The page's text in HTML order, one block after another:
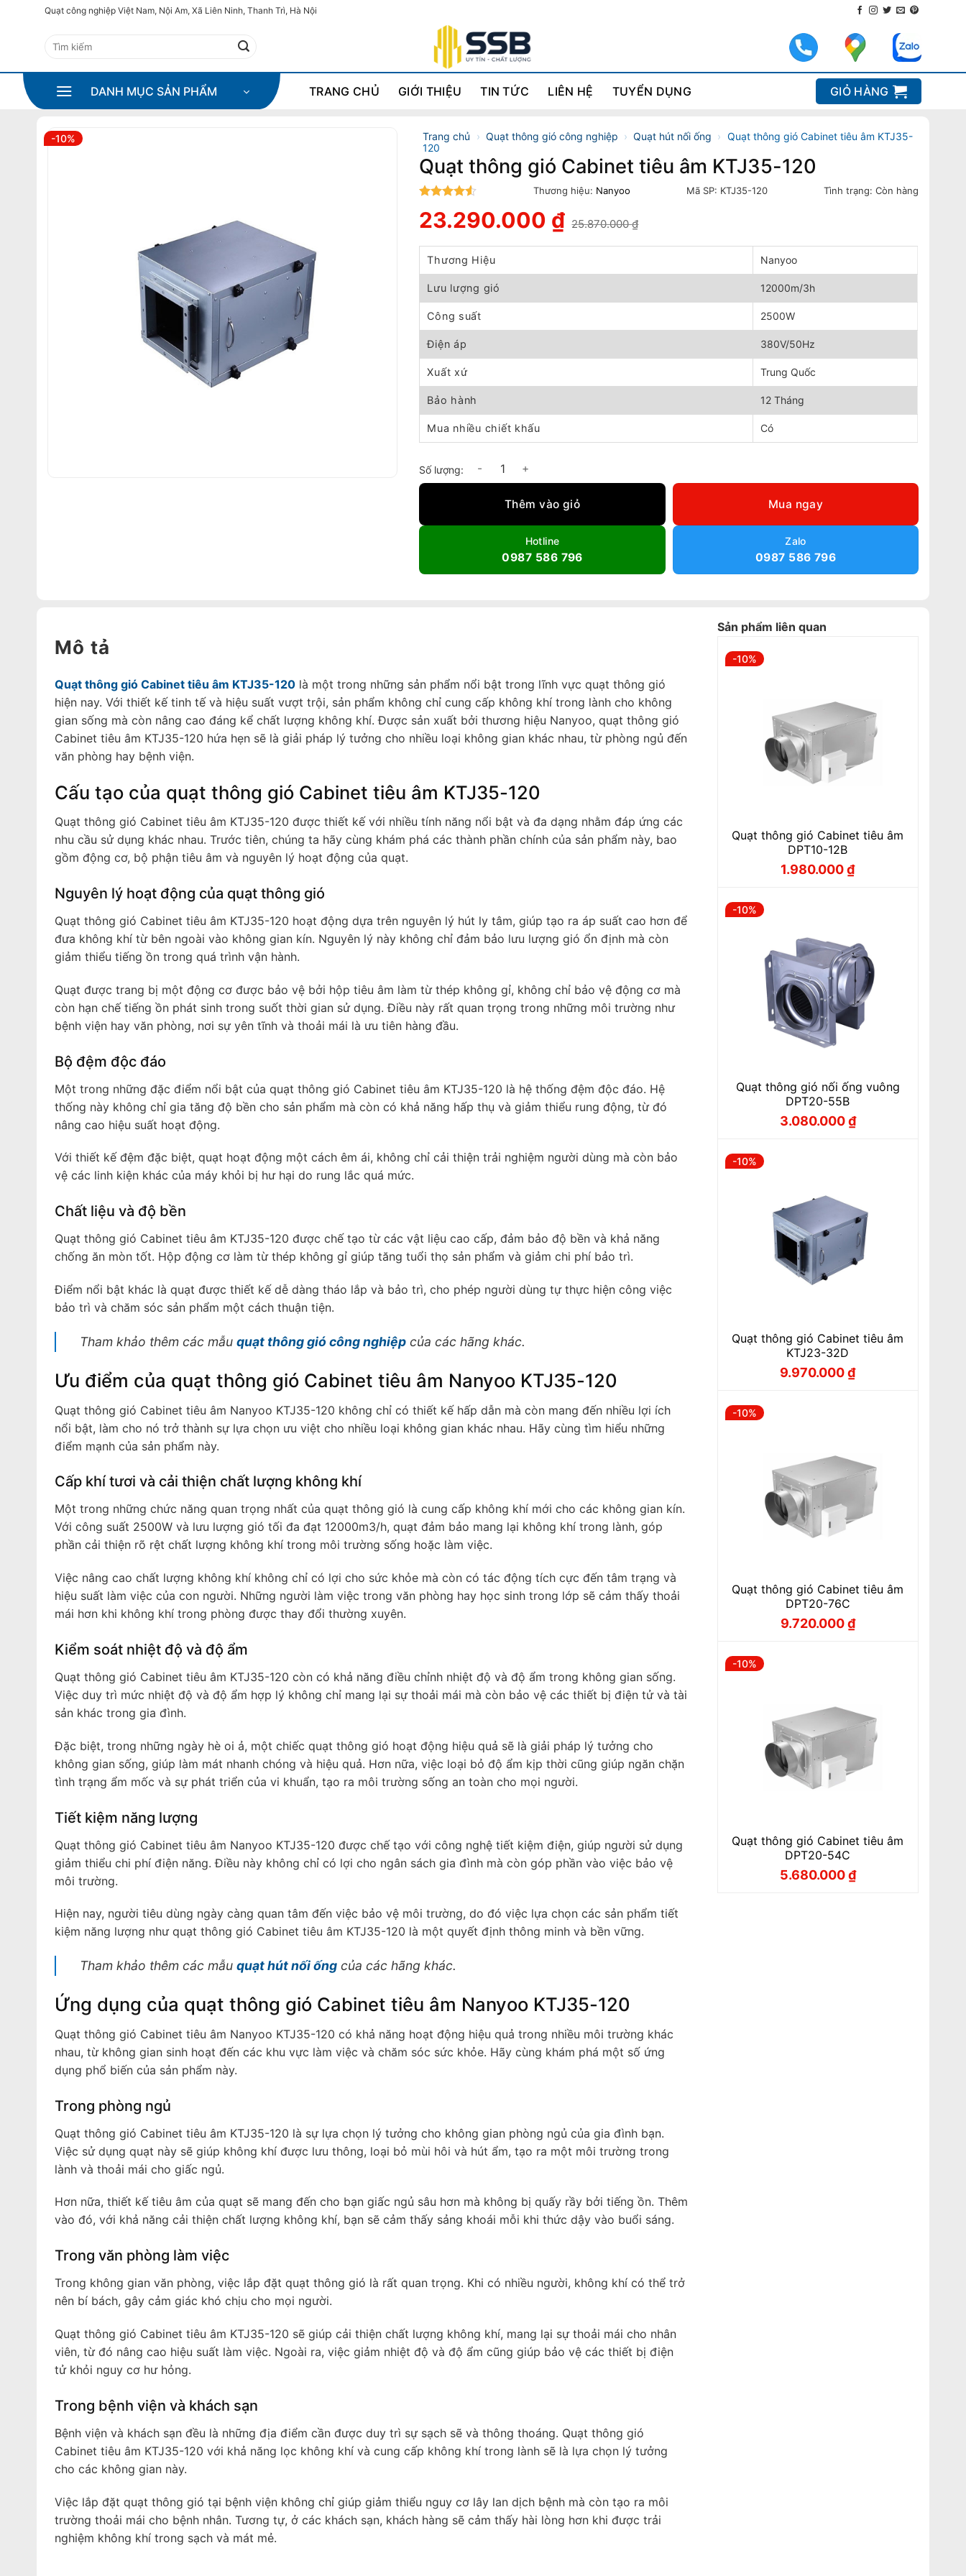
Quạt công nghiệp Việt Nam, Nội Am, Xã Liên Ninh, Thanh Trì, Hà Nội
Tìm
DANH MỤC SẢN PHẨM TRANG CHỦ GIỚI THIỆU TIN TỨC LIÊN HỆ TUYỂN DỤNG GIỎ HÀNG
-10% Trang chủ › Quạt thông gió công nghiệp › Quạt hút nối ống › Quạt thông gió Cabinet tiêu âm KTJ35-
120
Quạt thông gió Cabinet tiêu âm KTJ35-120
4.5
Thương hiệu: Nanyoo Mã SP: KTJ35-120 Tình trạng:Còn hàng
25.870.000₫
gốc
là:
25.870.000 ₫.
23.290.000 ₫
hiện
tại
23.290.000 ₫.
Thương Hiệu Nanyoo
Lưu lượng gió 12000m/3h
Công suất 2500W
Điện áp 380V/50Hz
Xuất xứ Trung Quốc
Bảo hành 12 Tháng
Mua nhiều chiết khấu Có
Quạt thông gió Cabinet tiêu âm KTJ35-120 số lượng
Thêm vào giỏ Mua ngay
Hotline
0987 586 796
Zalo
0987 586 796
Mô tả
Quạt thông gió Cabinet tiêu âm KTJ35-120là một trong những sản phẩm nổi bật trong lĩnh vực quạt thông gió
hiện nay. Với thiết kế tinh tế và hiệu suất vượt trội, sản phẩm không chỉ cung cấp không khí trong lành cho không
gian sống mà còn nâng cao đáng kể chất lượng không khí. Được sản xuất bởi thương hiệu Nanyoo, quạt thông gió
Cabinet tiêu âm KTJ35-120 hứa hẹn sẽ là giải pháp lý tưởng cho nhiều loại không gian khác nhau, từ phòng ngủ đến
văn phòng hay bệnh viện.
Cấu tạo của quạt thông gió Cabinet tiêu âm KTJ35-120
Quạt thông gió Cabinet tiêu âm KTJ35-120 được thiết kế với nhiều tính năng nổi bật và đa dạng nhằm đáp ứng các
nhu cầu sử dụng khác nhau. Trước tiên, chúng ta hãy cùng khám phá các thành phần chính của sản phẩm này, bao
gồm động cơ, bộ phận tiêu âm và nguyên lý hoạt động của quạt.
Nguyên lý hoạt động của quạt thông gió
Quạt thông gió Cabinet tiêu âm KTJ35-120 hoạt động dựa trên nguyên lý hút ly tâm, giúp tạo ra áp suất cao hơn để
đưa không khí từ bên ngoài vào không gian kín. Nguyên lý này không chỉ đảm bảo lưu lượng gió ổn định mà còn
giảm thiểu tiếng ồn trong quá trình vận hành.
Quạt được trang bị một động cơ được bảo vệ bởi hộp tiêu âm làm từ thép không gỉ, không chỉ bảo vệ động cơ mà
còn hạn chế tiếng ồn phát sinh trong suốt thời gian sử dụng. Điều này rất quan trọng trong những môi trường như
bệnh viện hay văn phòng, nơi sự yên tĩnh và thoải mái là ưu tiên hàng đầu.
Bộ đệm độc đáo
Một trong những đặc điểm nổi bật của quạt thông gió Cabinet tiêu âm KTJ35-120 là hệ thống đệm độc đáo. Hệ
thống này không chỉ gia tăng độ bền cho sản phẩm mà còn có khả năng hấp thụ và giảm thiểu rung động, từ đó
nâng cao hiệu suất hoạt động.
Với thiết kế đệm đặc biệt, quạt hoạt động một cách êm ái, không chỉ cải thiện trải nghiệm người dùng mà còn bảo
vệ các linh kiện khác của máy khỏi bị hư hại do rung lắc quá mức.
Chất liệu và độ bền
Quạt thông gió Cabinet tiêu âm KTJ35-120 được chế tạo từ các vật liệu cao cấp, đảm bảo độ bền và khả năng
chống ăn mòn tốt. Hộp động cơ làm từ thép không gỉ giúp tăng tuổi thọ sản phẩm và giảm chi phí bảo trì.
Điểm nổi bật khác là quạt được thiết kế dễ dàng tháo lắp và bảo trì, cho phép người dùng tự thực hiện công việc
bảo trì và chăm sóc sản phẩm một cách thuận tiện.
Tham khảo thêm các mẫu quạt thông gió công nghiệpcủa các hãng khác.
Ưu điểm của quạt thông gió Cabinet tiêu âm Nanyoo KTJ35-120
Quạt thông gió Cabinet tiêu âm Nanyoo KTJ35-120 không chỉ có thiết kế hấp dẫn mà còn mang đến nhiều lợi ích
nổi bật, làm cho nó trở thành sự lựa chọn ưu việt cho nhiều loại không gian khác nhau. Hãy cùng tìm hiểu những
điểm mạnh của sản phẩm này.
Cấp khí tươi và cải thiện chất lượng không khí
Một trong những chức năng quan trọng nhất của quạt thông gió là cung cấp không khí mới cho các không gian kín.
Với công suất 2500W và lưu lượng gió tối đa đạt 12000m3/h, quạt đảm bảo mang lại không khí trong lành, góp
phần cải thiện rõ rệt chất lượng không khí trong môi trường sống hoặc làm việc.
Việc nâng cao chất lượng không khí không chỉ có lợi cho sức khỏe mà còn có tác động tích cực đến tâm trạng và
hiệu suất làm việc của con người. Những người làm việc trong văn phòng hay học sinh trong lớp sẽ cảm thấy thoải
mái hơn khi không khí trong phòng được thay đổi thường xuyên.
Kiểm soát nhiệt độ và độ ẩm
Quạt thông gió Cabinet tiêu âm KTJ35-120 còn có khả năng điều chỉnh nhiệt độ và độ ẩm trong không gian sống.
Việc duy trì mức nhiệt độ và độ ẩm hợp lý không chỉ mang lại sự thoải mái mà còn bảo vệ các thiết bị điện tử và tài
sản khác trong gia đình.
Đặc biệt, trong những ngày hè oi ả, một chiếc quạt thông gió hoạt động hiệu quả sẽ là giải pháp lý tưởng cho
không gian sống, giúp làm mát nhanh chóng và hiệu quả. Hơn nữa, việc loại bỏ độ ẩm kịp thời cũng giúp ngăn chặn
tình trạng ẩm mốc và sự phát triển của vi khuẩn, tạo ra môi trường sống an toàn cho mọi người.
Tiết kiệm năng lượng
Quạt thông gió Cabinet tiêu âm Nanyoo KTJ35-120 được chế tạo với công nghệ tiết kiệm điện, giúp người sử dụng
giảm thiểu chi phí điện năng. Điều này không chỉ có lợi cho ngân sách gia đình mà còn góp phần vào việc bảo vệ
môi trường.
Hiện nay, người tiêu dùng ngày càng quan tâm đến việc bảo vệ môi trường, do đó việc lựa chọn các sản phẩm tiết
kiệm năng lượng như quạt thông gió Cabinet tiêu âm KTJ35-120 là một quyết định thông minh và bền vững.
Tham khảo thêm các mẫu quạt hút nối ốngcủa các hãng khác.
Ứng dụng của quạt thông gió Cabinet tiêu âm Nanyoo KTJ35-120
Quạt thông gió Cabinet tiêu âm Nanyoo KTJ35-120 có khả năng hoạt động hiệu quả trong nhiều môi trường khác
nhau, từ không gian sinh hoạt đến các khu vực làm việc và chăm sóc sức khỏe. Hãy cùng khám phá một số ứng
dụng phổ biến của sản phẩm này.
Trong phòng ngủ
Quạt thông gió Cabinet tiêu âm KTJ35-120 là sự lựa chọn lý tưởng cho không gian phòng ngủ của gia đình bạn.
Việc sử dụng quạt này sẽ giúp không khí được lưu thông, loại bỏ mùi hôi và hút ẩm, tạo ra một môi trường trong
lành và thoải mái cho giấc ngủ.
Hơn nữa, thiết kế tiêu âm của quạt sẽ mang đến cho bạn giấc ngủ sâu hơn mà không bị quấy rầy bởi tiếng ồn. Thêm
vào đó, với khả năng cải thiện chất lượng không khí, bạn sẽ cảm thấy sảng khoái mỗi khi thức dậy vào buổi sáng.
Trong văn phòng làm việc
Trong không gian văn phòng, việc lắp đặt quạt thông gió là rất quan trọng. Khi có nhiều người, không khí có thể trở
nên bí bách, gây cảm giác khó chịu cho mọi người.
Quạt thông gió Cabinet tiêu âm KTJ35-120 sẽ giúp cải thiện chất lượng không khí, mang lại sự thoải mái cho nhân
viên, từ đó nâng cao hiệu suất làm việc. Ngoài ra, việc giảm nhiệt độ và độ ẩm cũng giúp bảo vệ các thiết bị điện
tử khỏi nguy cơ hư hỏng.
Trong bệnh viện và khách sạn
Bệnh viện và khách sạn đều là những địa điểm cần được duy trì sự sạch sẽ và thông thoáng. Quạt thông gió
Cabinet tiêu âm KTJ35-120 với khả năng lọc không khí và cung cấp không khí trong lành sẽ là lựa chọn lý tưởng
cho các không gian này.
Việc lắp đặt quạt thông gió tại bệnh viện không chỉ giúp giảm thiểu nguy cơ lây lan dịch bệnh mà còn tạo ra môi
trường thoải mái cho bệnh nhân. Tương tự, ở các khách sạn, khách hàng sẽ cảm thấy hài lòng hơn khi được trải
nghiệm không khí trong sạch và mát mẻ.
Sản phẩm liên quan
-10%
Quạt thông gió Cabinet tiêu âm
DPT10-12B
Giá
1.980.000₫
Giá
-10%
Quạt thông gió nối ống vuông
DPT20-55B
Giá
3.080.000₫
Giá
-10%
Quạt thông gió Cabinet tiêu âm
KTJ23-32D
Giá
9.970.000₫
Giá
-10%
Quạt thông gió Cabinet tiêu âm
DPT20-76C
Giá
9.720.000₫
Giá
-10%
Quạt thông gió Cabinet tiêu âm
DPT20-54C
Giá
5.680.000₫
Giá